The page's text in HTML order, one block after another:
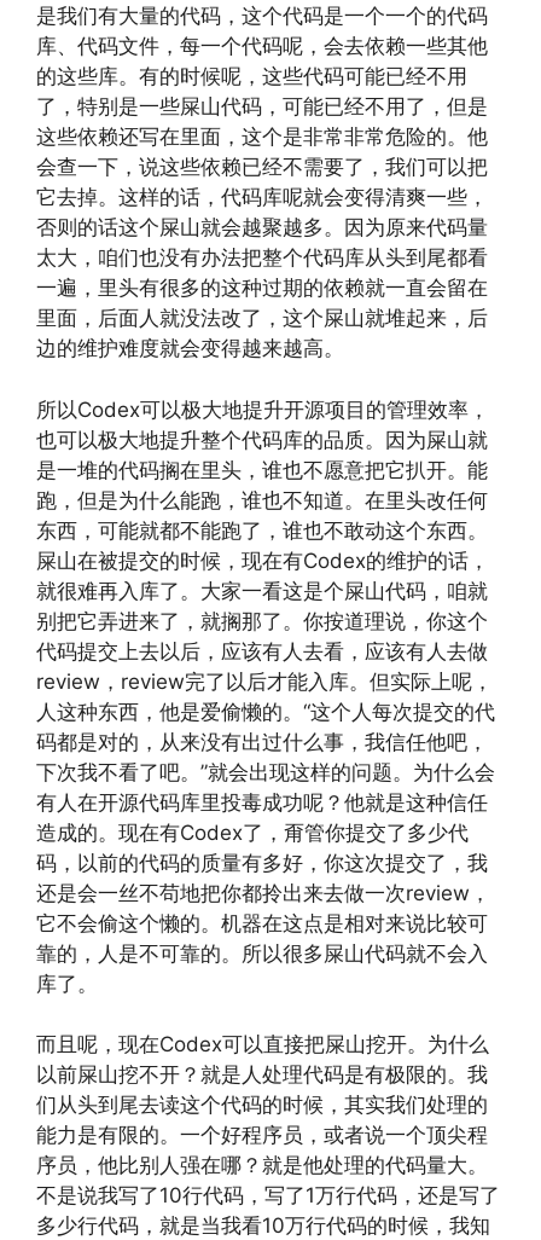
是我们有大量的代码，这个代码是一个一个的代码
库、代码文件，每一个代码呢，会去依赖一些其他
的这些库。有的时候呢，这些代码可能已经不用
了，特别是一些屎山代码，可能已经不用了，但是
这些依赖还写在里面，这个是非常非常危险的。他
会查一下，说这些依赖已经不需要了，我们可以把
它去掉。这样的话，代码库呢就会变得清爽一些，
否则的话这个屎山就会越聚越多。因为原来代码量
太大，咱们也没有办法把整个代码库从头到尾都看
一遍，里头有很多的这种过期的依赖就一直会留在
里面，后面人就没法改了，这个屎山就堆起来，后
边的维护难度就会变得越来越高。
所以Codex可以极大地提升开源项目的管理效率，
也可以极大地提升整个代码库的品质。因为屎山就
是一堆的代码搁在里头，谁也不愿意把它扒开。能
跑，但是为什么能跑，谁也不知道。在里头改任何
东西，可能就都不能跑了，谁也不敢动这个东西。
屎山在被提交的时候，现在有Codex的维护的话，
就很难再入库了。大家一看这是个屎山代码，咱就
别把它弄进来了，就搁那了。你按道理说，你这个
代码提交上去以后，应该有人去看，应该有人去做
review，review完了以后才能入库。但实际上呢，
人这种东西，他是爱偷懒的。“这个人每次提交的代
码都是对的，从来没有出过什么事，我信任他吧，
下次我不看了吧。”就会出现这样的问题。为什么会
有人在开源代码库里投毒成功呢？他就是这种信任
造成的。现在有Codex了，甭管你提交了多少代
码，以前的代码的质量有多好，你这次提交了，我
还是会一丝不苟地把你都拎出来去做一次review，
它不会偷这个懒的。机器在这点是相对来说比较可
靠的，人是不可靠的。所以很多屎山代码就不会入
库了。
而且呢，现在Codex可以直接把屎山挖开。为什么
以前屎山挖不开？就是人处理代码是有极限的。我
们从头到尾去读这个代码的时候，其实我们处理的
能力是有限的。一个好程序员，或者说一个顶尖程
序员，他比别人强在哪？就是他处理的代码量大。
不是说我写了10行代码，写了1万行代码，还是写了
多少行代码，就是当我看10万行代码的时候，我知